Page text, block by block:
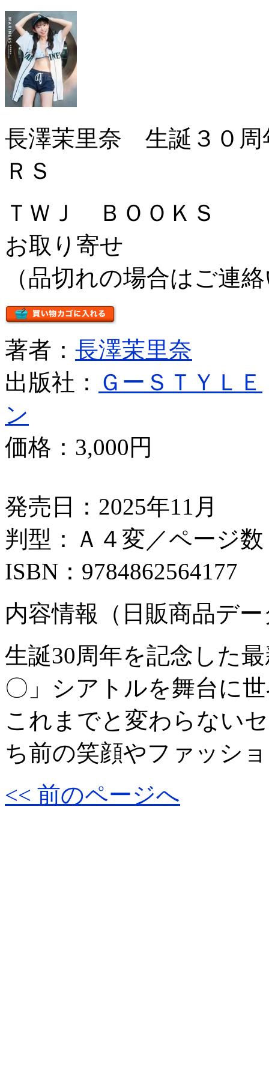
長澤茉里奈 生誕３０
ＲＳ
ＴＷＪ ＢＯＯＫＳ
お取り寄せ
（品切れの場合はご連
著者： 長澤茉里奈
出版社： ＧーＳＴＹＬＥ
ン
価格： 3,000円
発売日：2025年11月
判型：Ａ４変／ページ数
ISBN：9784862564177
内容情報（日販商品デ
生誕30周年を記念した
〇」シアトルを舞台に
これまでと変わらない
ち前の笑顔やファッシ
<< 前のページへ